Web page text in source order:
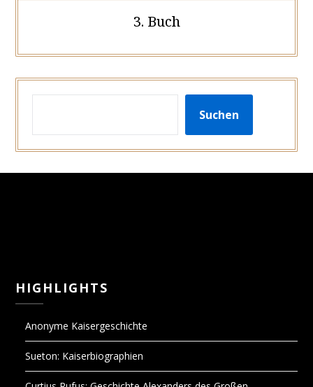
3. Buch
Suchen
HIGHLIGHTS
Anonyme Kaisergeschichte
Sueton: Kaiserbiographien